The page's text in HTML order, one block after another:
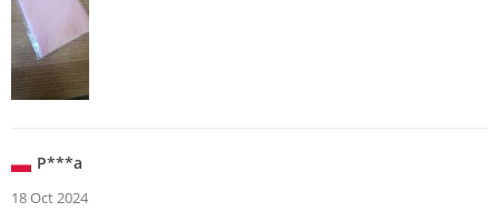
P***a
18 Oct 2024